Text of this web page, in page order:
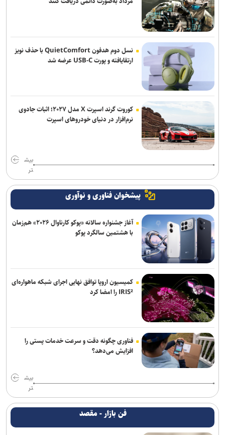
نسل دوم هدفون QuietComfort با حذف نویز
ارتقایافته و پورت USB-C عرضه شد
کوروت گرند اسپرت X مدل ۲۰۲۷؛ اثبات جادوی
نرم‌افزار در دنیای خودروهای اسپرت
بیش
تر
پیشخوان فناوری و نوآوری
آغاز جشنواره سالانه «پوکو کارناوال ۲۰۲۶» هم‌زمان
با هشتمین سالگرد پوکو
کمیسیون اروپا توافق نهایی اجرای شبکه ماهواره‌ای
IRIS² را امضا کرد
فناوری چگونه دقت و سرعت خدمات پستی را
افزایش می‌دهد؟
بیش
تر
فن بازار - مقصد